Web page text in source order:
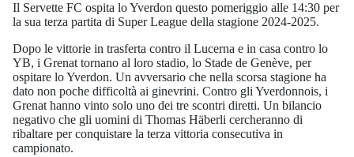
Il Servette FC ospita lo Yverdon questo pomeriggio alle 14:30 per
la sua terza partita di Super League della stagione 2024-2025.
Dopo le vittorie in trasferta contro il Lucerna e in casa contro lo
YB, i Grenat tornano al loro stadio, lo Stade de Genève, per
ospitare lo Yverdon. Un avversario che nella scorsa stagione ha
dato non poche difficoltà ai ginevrini. Contro gli Yverdonnois, i
Grenat hanno vinto solo uno dei tre scontri diretti. Un bilancio
negativo che gli uomini di Thomas Häberli cercheranno di
ribaltare per conquistare la terza vittoria consecutiva in
campionato.